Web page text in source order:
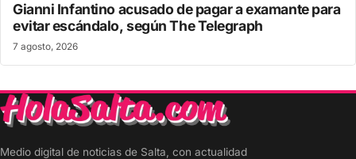
Gianni Infantino acusado de pagar a examante para
evitar escándalo, según The Telegraph
7 agosto, 2026
Medio digital de noticias de Salta, con actualidad